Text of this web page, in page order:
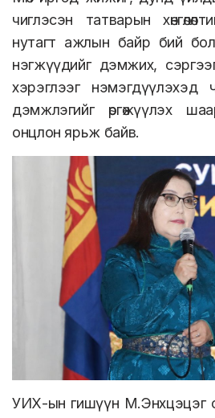
чиглэсэн татварын
нутагт ажлын байр бий
нэгжүүдийг дэмжих,
хэрэглээг нэмэгдүүлэхэд
дэмжлэгийг өргөжүүлэх
онцлон ярьж байв.
УИХ-ын гишүүн М.Энхцэцэг